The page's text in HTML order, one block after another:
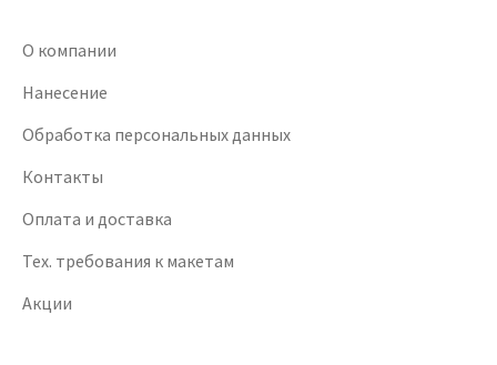
О компании
Нанесение
Обработка персональных данных
Контакты
Оплата и доставка
Тех. требования к макетам
Акции